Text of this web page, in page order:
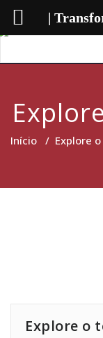
Início / Explore
Explore o
|